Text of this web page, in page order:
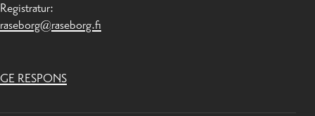
Registratur:
raseborg@raseborg.fi
GE RESPONS